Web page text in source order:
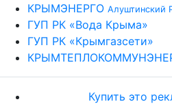
КРЫМЭНЕРГО Алуштинский
ГУП РК «Вода Крыма»
ГУП РК «Крымгазсети»
Купить это